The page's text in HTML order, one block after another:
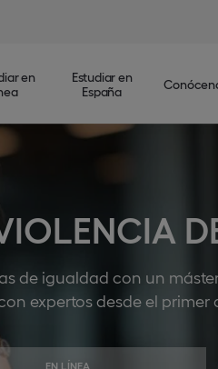
en
Estudiar en
España
de igualdad con un
expertos desde el primer
EN LÍNEA